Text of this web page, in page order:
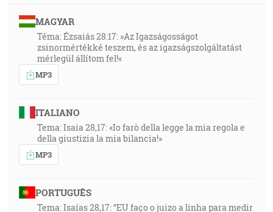
MAGYAR
Téma: Ézsaiás 28:17: »Az Igazságosságot
zsinormértékké teszem, és az igazságszolgáltatást
mérlegül állítom fel!«
MP3
ITALIANO
Tema: Isaia 28,17: «Io farò della legge la mia regola e
della giustizia la mia bilancia!»
MP3
PORTUGUÊS
Tema: Isaías 28,17: “EU faço o juizo a linha para medir